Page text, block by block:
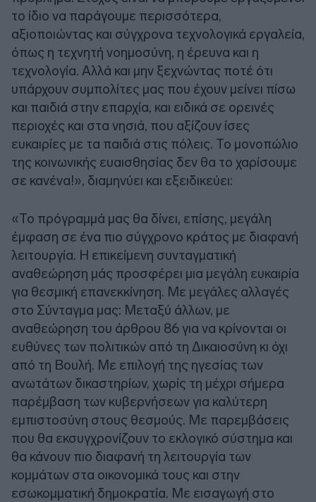
το ίδιο να παράγουμε περισσότερα,
αξιοποιώντας και σύγχρονα τεχνολογικά εργαλεία,
όπως η τεχνητή νοημοσύνη, η έρευνα και η
τεχνολογία. Αλλά και μην ξεχνώντας ποτέ ότι
υπάρχουν συμπολίτες μας που έχουν μείνει πίσω
και παιδιά στην επαρχία, και ειδικά σε ορεινές
περιοχές και στα νησιά, που αξίζουν ίσες
ευκαιρίες με τα παιδιά στις πόλεις. Το μονοπώλιο
της κοινωνικής ευαισθησίας δεν θα το χαρίσουμε
σε κανένα!», διαμηνύει και εξειδικεύει:
«Το πρόγραμμά μας θα δίνει, επίσης, μεγάλη
έμφαση σε ένα πιο σύγχρονο κράτος με διαφανή
λειτουργία. Η επικείμενη συνταγματική
αναθεώρηση μάς προσφέρει μια μεγάλη ευκαιρία
για θεσμική επανεκκίνηση. Με μεγάλες αλλαγές
στο Σύνταγμα μας: Μεταξύ άλλων, με
αναθεώρηση του άρθρου 86 για να κρίνονται οι
ευθύνες των πολιτικών από τη Δικαιοσύνη κι όχι
από τη Βουλή. Με επιλογή της ηγεσίας των
ανωτάτων δικαστηρίων, χωρίς τη μέχρι σήμερα
παρέμβαση των κυβερνήσεων για καλύτερη
εμπιστοσύνη στους θεσμούς. Με παρεμβάσεις
που θα εκσυγχρονίζουν το εκλογικό σύστημα και
θα κάνουν πιο διαφανή τη λειτουργία των
κομμάτων στα οικονομικά τους και στην
εσωκομματική δημοκρατία. Με εισαγωγή στο